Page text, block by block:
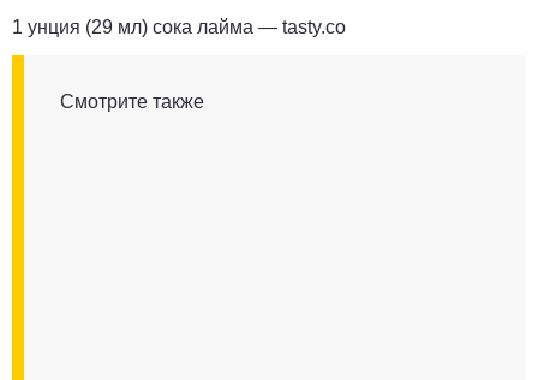
1 унция (29 мл) сока лайма — tasty.co
Смотрите также